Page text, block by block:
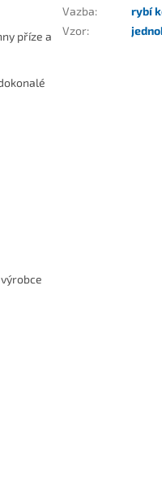
příze a
Vazba:
rybí
Vzor: